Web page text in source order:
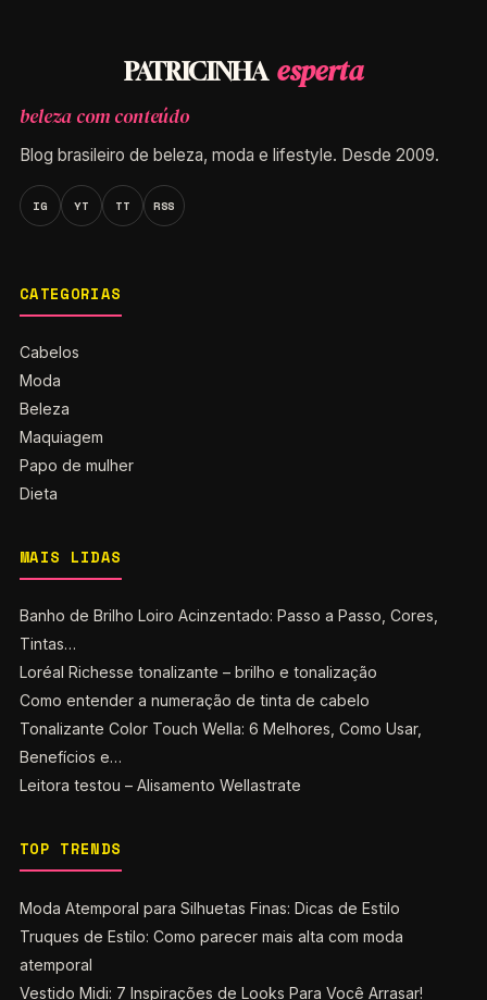
PATRICINHA esperta
beleza com conteúdo
Blog brasileiro de beleza, moda e lifestyle. Desde 2009.
IG YT TT RSS
CATEGORIAS
Cabelos
Moda
Beleza
Maquiagem
Papo de mulher
Dieta
MAIS LIDAS
Banho de Brilho Loiro Acinzentado: Passo a Passo, Cores,
Tintas…
Loréal Richesse tonalizante – brilho e tonalização
Como entender a numeração de tinta de cabelo
Tonalizante Color Touch Wella: 6 Melhores, Como Usar,
Benefícios e…
Leitora testou – Alisamento Wellastrate
TOP TRENDS
Moda Atemporal para Silhuetas Finas: Dicas de Estilo
Truques de Estilo: Como parecer mais alta com moda
atemporal
Vestido Midi: 7 Inspirações de Looks Para Você Arrasar!